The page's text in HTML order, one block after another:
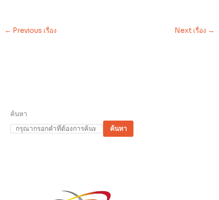
← Previous เรื่อง Next เรื่อง →
ค้นหา
ค้นหา